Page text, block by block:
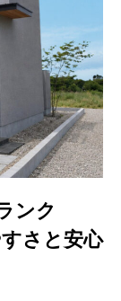
ンク
さと安心